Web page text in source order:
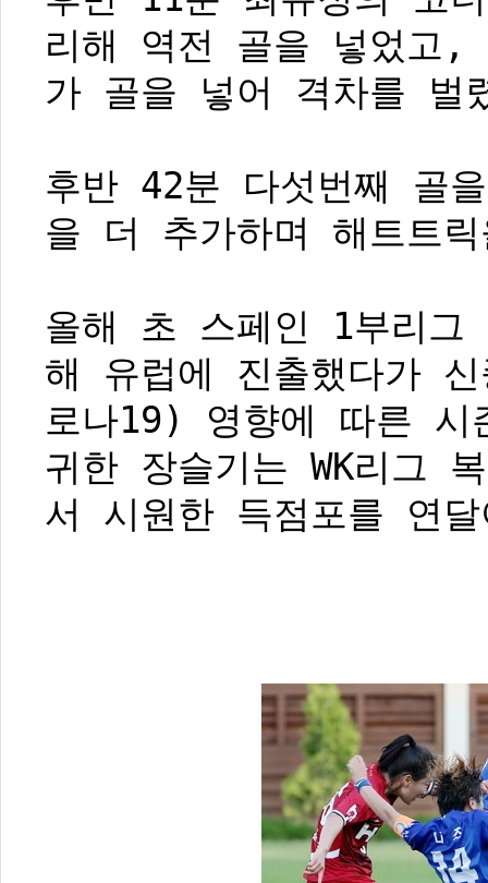
리해 역전 골을 넣었고,
가 골을 넣어 격차를 벌
후반 42분 다섯번째 골
을 더 추가하며 해트트
올해 초 스페인 1부리그
해 유럽에 진출했다가
로나19) 영향에 따른
귀한 장슬기는 WK리그
서 시원한 득점포를 연